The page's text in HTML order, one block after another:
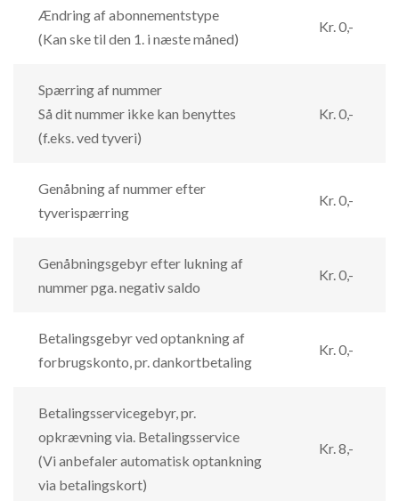
Ændring af abonnementstype
(Kan ske til den 1. i næste måned)
Kr. 0,-
Spærring af nummer
Så dit nummer ikke kan benyttes
(f.eks. ved tyveri)
Kr. 0,-
Genåbning af nummer efter
tyverispærring
Kr. 0,-
Genåbningsgebyr efter lukning af
nummer pga. negativ saldo
Kr. 0,-
Betalingsgebyr ved optankning af
forbrugskonto, pr. dankortbetaling
Kr. 0,-
Betalingsservicegebyr, pr.
opkrævning via. Betalingsservice
(Vi anbefaler automatisk optankning
via betalingskort)
Kr. 8,-